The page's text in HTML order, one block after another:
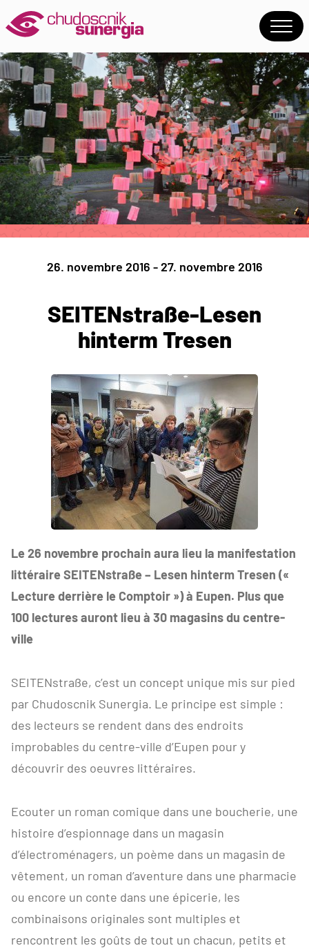
26. novembre 2016 - 27. novembre 2016
SEITENstraße-Lesen
hinterm Tresen
Le 26 novembre prochain aura lieu la manifestation
littéraire SEITENstraße – Lesen hinterm Tresen («
Lecture derrière le Comptoir ») à Eupen. Plus que
100 lectures auront lieu à 30 magasins du centre-
ville
SEITENstraße, c’est un concept unique mis sur pied
par Chudoscnik Sunergia. Le principe est simple :
des lecteurs se rendent dans des endroits
improbables du centre-ville d’Eupen pour y
découvrir des oeuvres littéraires.
Ecouter un roman comique dans une boucherie, une
histoire d’espionnage dans un magasin
d’électroménagers, un poème dans un magasin de
vêtement, un roman d’aventure dans une pharmacie
ou encore un conte dans une épicerie, les
combinaisons originales sont multiples et
rencontrent les goûts de tout un chacun, petits et